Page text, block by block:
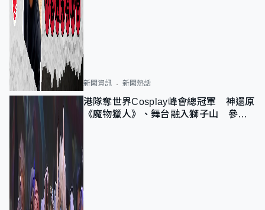
新聞資訊 新聞熱話
港隊奪世界Cosplay峰會總冠軍 神還原
《魔物獵人》、舞台融入獅子山 參賽